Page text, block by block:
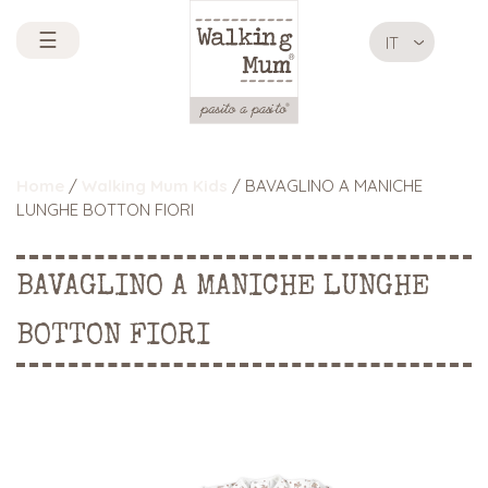
☰ IT
/
/ BAVAGLINO A MANICHE
LUNGHE BOTTON FIORI
BAVAGLINO A MANICHE LUNGHE
BOTTON FIORI